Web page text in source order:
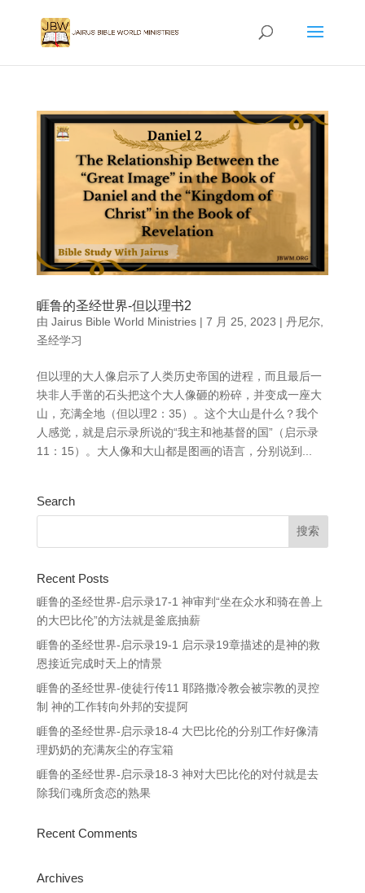
睚鲁的圣经世界-但以理书2
由 Jairus Bible World Ministries| 7 月 25, 2023 | 丹尼尔,
圣经学习
但以理的大人像启示了人类历史帝国的进程，而且最后一
块非人手凿的石头把这个大人像砸的粉碎，并变成一座大
山，充满全地（但以理2：35）。这个大山是什么？我个
人感觉，就是启示录所说的“我主和祂基督的国”（启示录
11：15）。大人像和大山都是图画的语言，分别说到...
Search
Recent Posts
睚鲁的圣经世界-启示录17-1 神审判“坐在众水和骑在兽上
的大巴比伦”的方法就是釜底抽薪
睚鲁的圣经世界-启示录19-1 启示录19章描述的是神的救
恩接近完成时天上的情景
睚鲁的圣经世界-使徒行传11 耶路撒冷教会被宗教的灵控
制 神的工作转向外邦的安提阿
睚鲁的圣经世界-启示录18-4 大巴比伦的分别工作好像清
理奶奶的充满灰尘的存宝箱
睚鲁的圣经世界-启示录18-3 神对大巴比伦的对付就是去
除我们魂所贪恋的熟果
Recent Comments
Archives